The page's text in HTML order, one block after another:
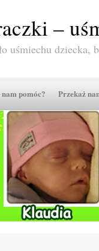
–
uśmiechu dziecka,
pomóc? Przekaż